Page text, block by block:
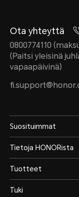
Ota yhteyttä
0800774110
(Paitsi yleisinä
vapaapäivinä)
Suosituimmat
Tietoja HONORista
Tuotteet
Tuki